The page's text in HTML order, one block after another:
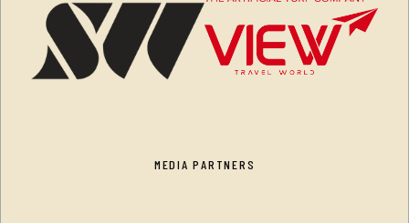
MEDIA PARTNERS